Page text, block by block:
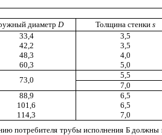
диаметр D Толщина стенки s
33,4 3,5
42,2 3,5
48,3 4,0
60,3 5,0
73,0
5,5
7,0
88,9 6,5
101,6 6,5
114,3 7,0
потребителя трубы исполнения Б